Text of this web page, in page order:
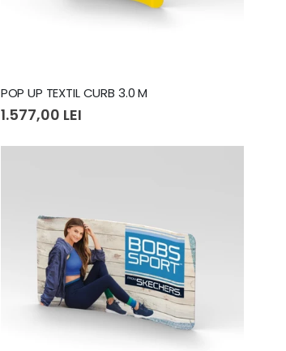
POP UP TEXTIL CURB 3.0 M
1.577,00 LEI